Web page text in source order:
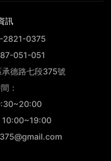
訊
2821-0375
051-051
德路七段375號
：
10:00~19:00